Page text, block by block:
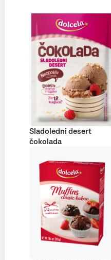
Sladoledni desert
čokolada